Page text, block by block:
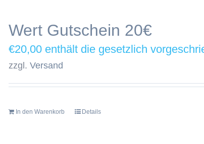
Wert Gutschein 20€
€20,00
zzgl.Versand
In den Warenkorb Details